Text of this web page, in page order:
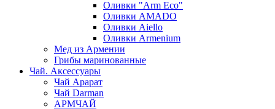
Оливки "Arm Eco"
Оливки AMADO
Оливки Aiello
Оливки Armenium
Мед из Армении
Грибы маринованные
Чай. Аксессуары
Чай Арарат
Чай Darman
АРМЧАЙ